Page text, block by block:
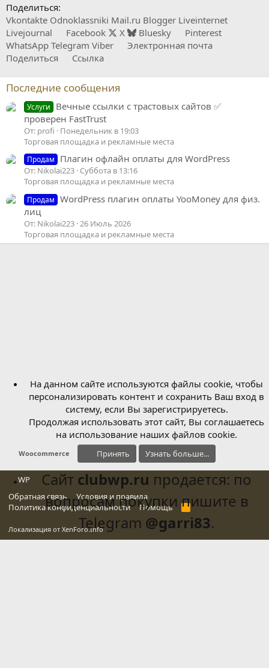
Поделиться:
Vkontakte Odnoklassniki Mail.ru Blogger Liveinternet
Livejournal
Facebook X Bluesky
Pinterest
WhatsApp Telegram Viber
Электронная почта
Поделиться
Ссылка
Последние сообщения
Услуги
Вечные ссылки с трастовых сайтов ✅
проверен FastTrust
От: profi
Понедельник в 19:03
Торговая площадка и рекламные места
Продам Плагин офлайн оплаты для WordPress
От: Nikolai223 Суббота в 13:16
Торговая площадка и рекламные места
Продам
WordPress плагин оплаты YooMoney для физ.
лиц
От: Nikolai223 26 Июль 2026
Торговая площадка и рекламные места
Woocommerce
WP
Обратная связь
Условия и правила
Политика конфиденциальности
Помощь
R
S
Локализация от XenForo.Info
На данном сайте используются файлы cookie, чтобы
персонализировать контент и сохранить Ваш вход в
систему, если Вы зарегистрируетесь.
Продолжая использовать этот сайт, Вы соглашаетесь
на использование наших файлов cookie.
Принять Узнать больше...
Сайт clubwp.ru продается: по
вопросам покупки пишите в
Telegram @garri83.